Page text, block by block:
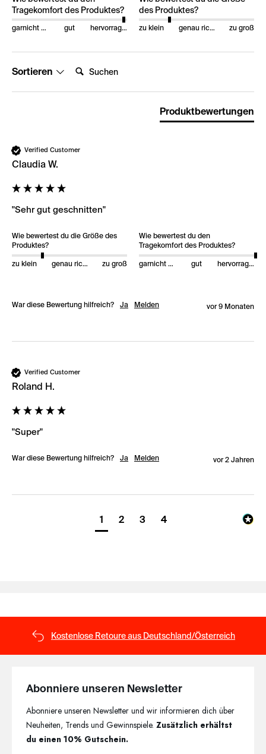
Tragekomfort des Produktes?
garnicht gut gut hervorragend
des Produktes?
zu klein genau richtig zu groß
Sortieren
Produktbewertungen
Verified Customer
Claudia W.
"Sehr gut geschnitten"
Wie bewertest du die Größe des
Produktes?
zu klein genau richtig zu groß
Wie bewertest du den
Tragekomfort des Produktes?
garnicht gut gut hervorragend
War diese Bewertung hilfreich? Ja Melden vor 9 Monaten
Verified Customer
Roland H.
"Super"
War diese Bewertung hilfreich? Ja Melden vor 2 Jahren
1 2 3 4
Kostenlose Retoure aus Deutschland/Österreich
Abonniere unseren Newsletter
Abonniere unseren Newsletter und wir informieren dich über
Neuheiten, Trends und Gewinnspiele.Zusätzlich erhältst
du einen 10% Gutschein.